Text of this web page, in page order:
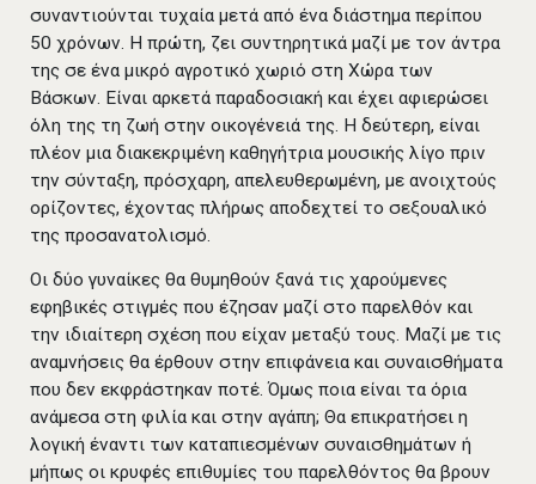
συναντιούνται τυχαία μετά από ένα διάστημα περίπου
50 χρόνων. Η πρώτη, ζει συντηρητικά μαζί με τον άντρα
της σε ένα μικρό αγροτικό χωριό στη Χώρα των
Βάσκων. Είναι αρκετά παραδοσιακή και έχει αφιερώσει
όλη της τη ζωή στην οικογένειά της. Η δεύτερη, είναι
πλέον μια διακεκριμένη καθηγήτρια μουσικής λίγο πριν
την σύνταξη, πρόσχαρη, απελευθερωμένη, με ανοιχτούς
ορίζοντες, έχοντας πλήρως αποδεχτεί το σεξουαλικό
της προσανατολισμό.
Οι δύο γυναίκες θα θυμηθούν ξανά τις χαρούμενες
εφηβικές στιγμές που έζησαν μαζί στο παρελθόν και
την ιδιαίτερη σχέση που είχαν μεταξύ τους. Μαζί με τις
αναμνήσεις θα έρθουν στην επιφάνεια και συναισθήματα
που δεν εκφράστηκαν ποτέ. Όμως ποια είναι τα όρια
ανάμεσα στη φιλία και στην αγάπη; Θα επικρατήσει η
λογική έναντι των καταπιεσμένων συναισθημάτων ή
μήπως οι κρυφές επιθυμίες του παρελθόντος θα βρουν